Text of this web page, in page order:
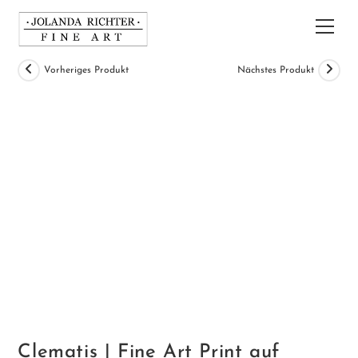
Inhalt
springen
Vorheriges Produkt Nächstes Produkt
Clematis | Fine Art Print auf